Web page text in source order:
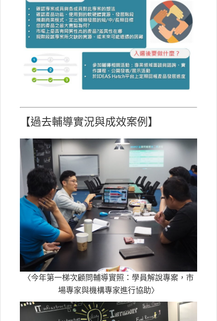
【過去輔導實況與成效案例】
〈今年第一梯次顧問輔導實照：學員解說專案，市
場專家與機構專家進行協助〉